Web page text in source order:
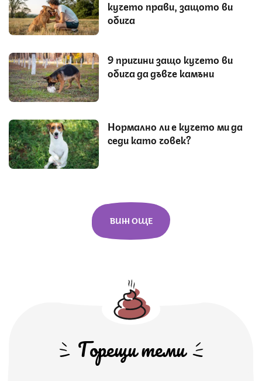
кучето прави, защото ви
обича
9 причини защо кучето ви
обича да дъвче камъни
Нормално ли е кучето ми да
седи като човек?
ВИЖ ОЩЕ
Горещи теми